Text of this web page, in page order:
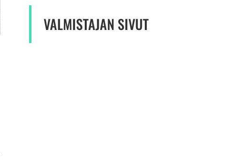
VALMISTAJAN SIVUT